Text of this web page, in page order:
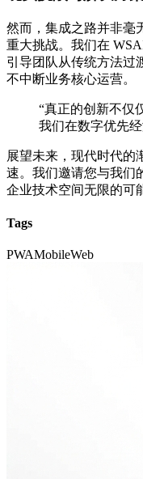
然而，集成之路并非毫
重大挑战。我们在
引导团队从传统方法过
不中断业务核心运营。
“真正的创新不仅
我们在数字优先
展望未来，现代时代的
速。我们邀请您与我们
企业技术空间无限的可
Tags
PWAMobileWeb